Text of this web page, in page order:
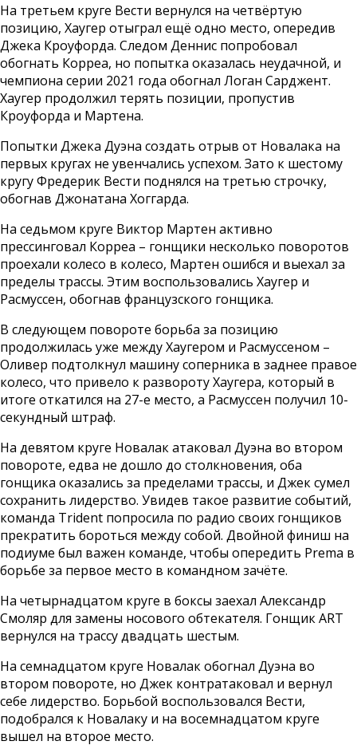
На третьем круге Вести вернулся на четвёртую
позицию, Хаугер отыграл ещё одно место, опередив
Джека Кроуфорда. Следом Деннис попробовал
обогнать Корреа, но попытка оказалась неудачной, и
чемпиона серии 2021 года обогнал Логан Сарджент.
Хаугер продолжил терять позиции, пропустив
Кроуфорда и Мартена.
Попытки Джека Дуэна создать отрыв от Новалака на
первых кругах не увенчались успехом. Зато к шестому
кругу Фредерик Вести поднялся на третью строчку,
обогнав Джонатана Хоггарда.
На седьмом круге Виктор Мартен активно
прессинговал Корреа – гонщики несколько поворотов
проехали колесо в колесо, Мартен ошибся и выехал за
пределы трассы. Этим воспользовались Хаугер и
Расмуссен, обогнав французского гонщика.
В следующем повороте борьба за позицию
продолжилась уже между Хаугером и Расмуссеном –
Оливер подтолкнул машину соперника в заднее правое
колесо, что привело к развороту Хаугера, который в
итоге откатился на 27-е место, а Расмуссен получил 10-
секундный штраф.
На девятом круге Новалак атаковал Дуэна во втором
повороте, едва не дошло до столкновения, оба
гонщика оказались за пределами трассы, и Джек сумел
сохранить лидерство. Увидев такое развитие событий,
команда Trident попросила по радио своих гонщиков
прекратить бороться между собой. Двойной финиш на
подиуме был важен команде, чтобы опередить Prema в
борьбе за первое место в командном зачёте.
На четырнадцатом круге в боксы заехал Александр
Смоляр для замены носового обтекателя. Гонщик ART
вернулся на трассу двадцать шестым.
На семнадцатом круге Новалак обогнал Дуэна во
втором повороте, но Джек контратаковал и вернул
себе лидерство. Борьбой воспользовался Вести,
подобрался к Новалаку и на восемнадцатом круге
вышел на второе место.